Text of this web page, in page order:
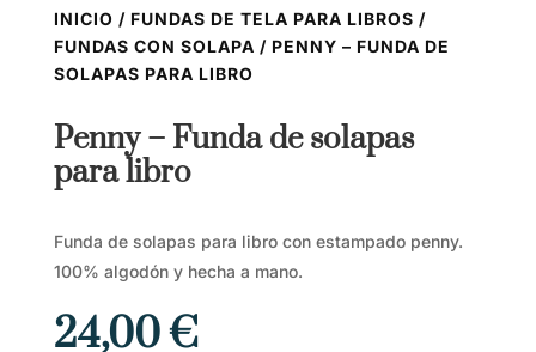
INICIO / FUNDAS DE TELA PARA LIBROS /
FUNDAS CON SOLAPA / PENNY – FUNDA DE
SOLAPAS PARA LIBRO
Penny – Funda de solapas
para libro
Funda de solapas para libro con estampado penny.
100% algodón y hecha a mano.
24,00€